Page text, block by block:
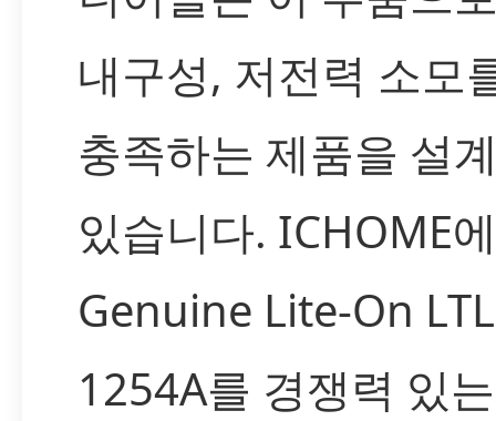
내구성, 저전력 소모
충족하는 제품을 설
있습니다. ICHOME
Genuine Lite-On
1254A를 경쟁력 있